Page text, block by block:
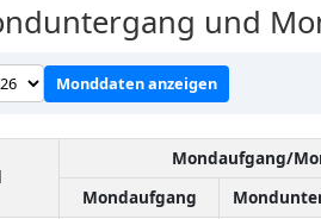
und
Monddaten anzeigen
Mondaufgang/
Mondaufgang